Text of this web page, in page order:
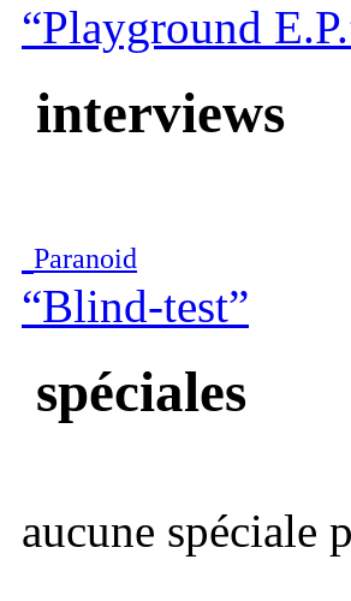
“Playground
interviews
Paranoid
“Blind-test”
spéciales
aucune spéciale